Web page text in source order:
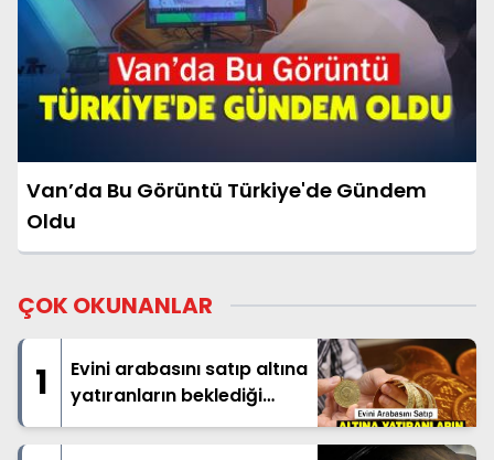
Van’da Bu Görüntü Türkiye'de Gündem
Oldu
ÇOK OKUNANLAR
1
Evini arabasını satıp altına
yatıranların beklediği
haber geldi